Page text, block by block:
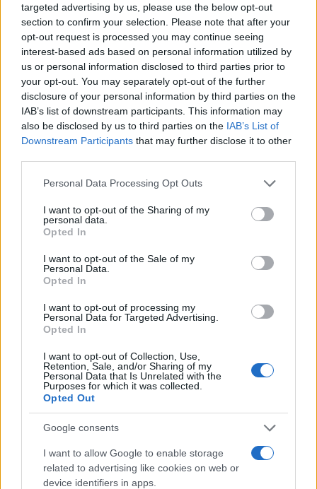
targeted advertising by us, please use the below opt-out
section to confirm your selection. Please note that after your
opt-out request is processed you may continue seeing
interest-based ads based on personal information utilized by
us or personal information disclosed to third parties prior to
your opt-out. You may separately opt-out of the further
disclosure of your personal information by third parties on the
IAB’s list of downstream participants. This information may
also be disclosed by us to third parties on the IAB’s List of
Downstream Participants that may further disclose it to other
Please note that this website/app uses one or more Google
not limited to your visit or usage behaviour. You may click to
grant or deny consent to Google and its third-party tags to
use your data for below specified purposes in below Google
consent section.
Personal Data Processing Opt Outs
I want to opt-out of the Sharing of my
personal data.
Opted In
I want to opt-out of the Sale of my
Personal Data.
Opted In
I want to opt-out of processing my
Personal Data for Targeted Advertising.
Opted In
I want to opt-out of Collection, Use,
Retention, Sale, and/or Sharing of my
Personal Data that Is Unrelated with the
Purposes for which it was collected.
Opted Out
Google consents
I want to allow Google to enable storage
related to advertising like cookies on web or
device identifiers in apps.
Puoi effettuare l'accesso andando nella
sezioneLogindal menù del sito o
cliccandoqui
TEMI: Agci Gallura
Agci Gallura Nuoro
Agci Olbia
Antonio Noli
Congresso Agci Olbia
Filippo Sanna
Giovanni Angelo Loi
Giovanni Schiavone
Notizie Olbia
i tuoi video e le tue foto
Notizie in tempo reale?
GalluraOggi.it
Ricevi le nostre ultime news
daGoogle News